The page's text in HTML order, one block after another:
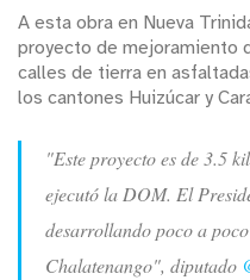
A esta obra en Nueva
proyecto de mejoramiento
calles de tierra en
los cantones Huizúcar y
"Este proyecto es de 3.5
ejecutó la DOM. El
desarrollando poco a
Chalatenango", diputado